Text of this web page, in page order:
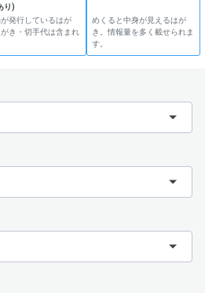
り)
発行しているはが
がき・切手代は含まれ
めくると中身が見えるはが
き。情報量を多く載せられま
す。